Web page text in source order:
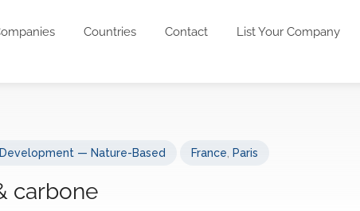
Countries Contact List Your Company
— Nature-Based France Paris
carbone